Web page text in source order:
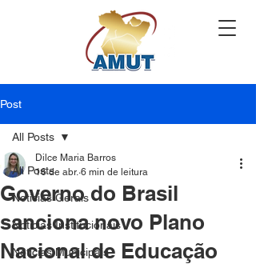
Post
All Posts
Notícias Gerais
Notícias Institucionais
Notícias Municipais
All Posts
Governo do Brasil
sanciona novo Plano
Nacional de Educação
Dilce Maria Barros
16 de abr. 6 min de leitura